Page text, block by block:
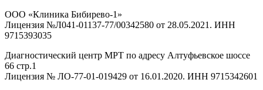
ООО «Клиника Бибирево-1»
Лицензия №Л041-01137-77/00342580 от 28.05.2021. ИНН
9715393035
Диагностический центр МРТ по адресу Алтуфьевское шоссе
66 стр.1
Лицензия № ЛО-77-01-019429 от 16.01.2020. ИНН 9715342601